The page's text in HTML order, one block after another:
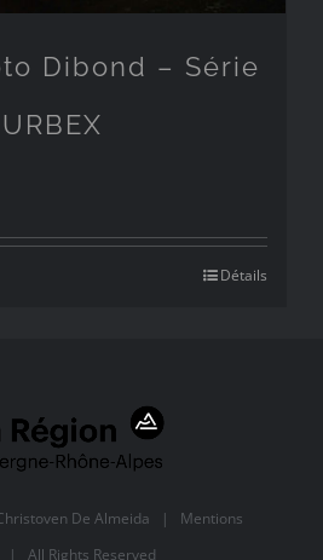
Dibond – Série
URBEX
Détails
De Almeida | Mentions
| All Rights Reserved